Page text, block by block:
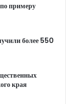
примеру
более 550
края